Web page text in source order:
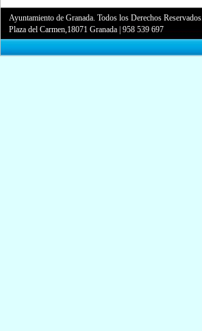
Ayuntamiento de Granada. Todos los Derechos Reservados.
Plaza del Carmen,18071 Granada |958 539 697